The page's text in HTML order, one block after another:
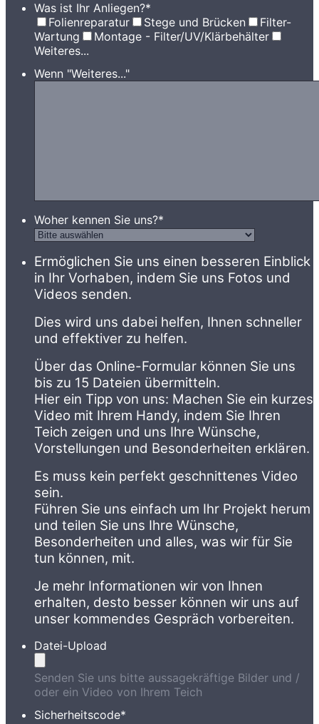
Was ist Ihr Anliegen?*
Folienreparatur
Stege und Brücken
Filter-
Wartung
Montage - Filter/UV/Klärbehälter
Weiteres...
Wenn "Weiteres..."
Woher kennen Sie uns?*
Ermöglichen Sie uns einen besseren Einblick
in Ihr Vorhaben, indem Sie uns Fotos und
Videos senden.
Dies wird uns dabei helfen, Ihnen schneller
und effektiver zu helfen.
Über das Online-Formular können Sie uns
bis zu 15 Dateien übermitteln.
Hier ein Tipp von uns: Machen Sie ein kurzes
Video mit Ihrem Handy, indem Sie Ihren
Teich zeigen und uns Ihre Wünsche,
Vorstellungen und Besonderheiten erklären.
Es muss kein perfekt geschnittenes Video
sein.
Führen Sie uns einfach um Ihr Projekt herum
und teilen Sie uns Ihre Wünsche,
Besonderheiten und alles, was wir für Sie
tun können, mit.
Je mehr Informationen wir von Ihnen
erhalten, desto besser können wir uns auf
unser kommendes Gespräch vorbereiten.
Datei-Upload
Senden Sie uns bitte aussagekräftige Bilder und /
oder ein Video von Ihrem Teich
Sicherheitscode*